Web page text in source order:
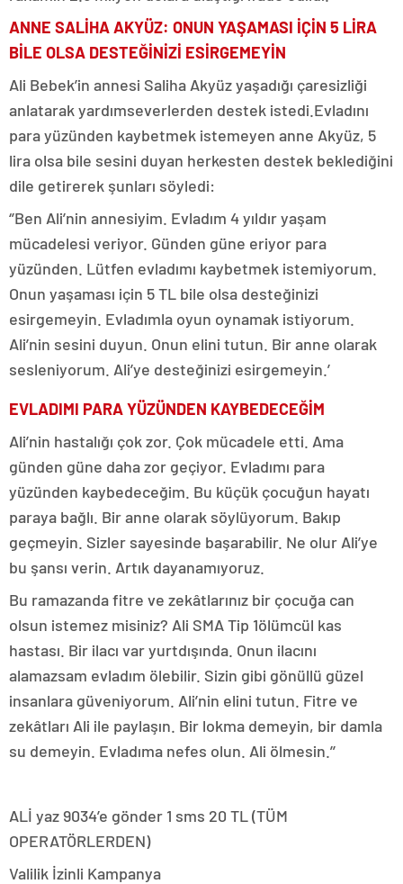
ANNE SALİHA AKYÜZ: ONUN YAŞAMASI İÇİN 5 LİRA
BİLE OLSA DESTEĞİNİZİ ESİRGEMEYİN
Ali Bebek’in annesi Saliha Akyüz yaşadığı çaresizliği
anlatarak yardımseverlerden destek istedi.Evladını
para yüzünden kaybetmek istemeyen anne Akyüz, 5
lira olsa bile sesini duyan herkesten destek beklediğini
dile getirerek şunları söyledi:
‘’Ben Ali’nin annesiyim. Evladım 4 yıldır yaşam
mücadelesi veriyor. Günden güne eriyor para
yüzünden. Lütfen evladımı kaybetmek istemiyorum.
Onun yaşaması için 5 TL bile olsa desteğinizi
esirgemeyin. Evladımla oyun oynamak istiyorum.
Ali’nin sesini duyun. Onun elini tutun. Bir anne olarak
sesleniyorum. Ali’ye desteğinizi esirgemeyin.’
EVLADIMI PARA YÜZÜNDEN KAYBEDECEĞİM
Ali’nin hastalığı çok zor. Çok mücadele etti. Ama
günden güne daha zor geçiyor. Evladımı para
yüzünden kaybedeceğim. Bu küçük çocuğun hayatı
paraya bağlı. Bir anne olarak söylüyorum. Bakıp
geçmeyin. Sizler sayesinde başarabilir. Ne olur Ali’ye
bu şansı verin. Artık dayanamıyoruz.
Bu ramazanda fitre ve zekâtlarınız bir çocuğa can
olsun istemez misiniz? Ali SMA Tip 1ölümcül kas
hastası. Bir ilacı var yurtdışında. Onun ilacını
alamazsam evladım ölebilir. Sizin gibi gönüllü güzel
insanlara güveniyorum. Ali’nin elini tutun. Fitre ve
zekâtları Ali ile paylaşın. Bir lokma demeyin, bir damla
su demeyin. Evladıma nefes olun. Ali ölmesin.’’
ALİ yaz 9034’e gönder 1 sms 20 TL (TÜM
OPERATÖRLERDEN)
Valilik İzinli Kampanya